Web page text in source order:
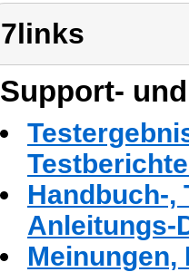
7links
Support-
Handbuch-,
Anleitungs-